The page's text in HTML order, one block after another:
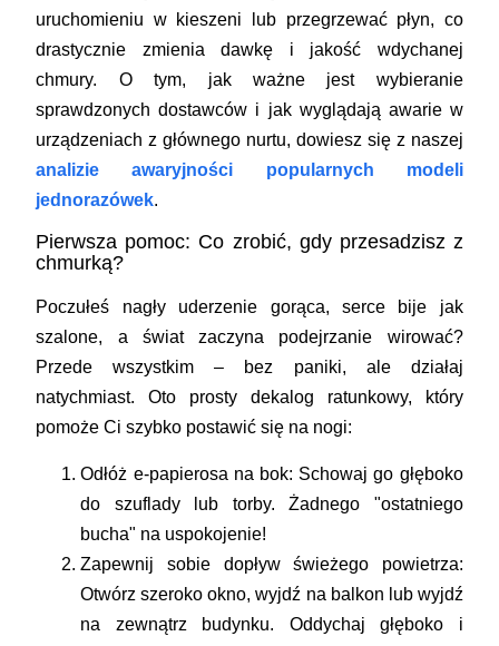
uruchomieniu w kieszeni lub przegrzewać płyn, co
drastycznie zmienia dawkę i jakość wdychanej
chmury. O tym, jak ważne jest wybieranie
sprawdzonych dostawców i jak wyglądają awarie w
urządzeniach z głównego nurtu, dowiesz się z naszej
analizie awaryjności popularnych modeli
jednorazówek.
Pierwsza pomoc: Co zrobić, gdy przesadzisz z
chmurką?
Poczułeś nagły uderzenie gorąca, serce bije jak
szalone, a świat zaczyna podejrzanie wirować?
Przede wszystkim – bez paniki, ale działaj
natychmiast. Oto prosty dekalog ratunkowy, który
pomoże Ci szybko postawić się na nogi:
Odłóż e-papierosa na bok: Schowaj go głęboko
do szuflady lub torby. Żadnego "ostatniego
bucha" na uspokojenie!
Zapewnij sobie dopływ świeżego powietrza:
Otwórz szeroko okno, wyjdź na balkon lub wyjdź
na zewnątrz budynku. Oddychaj głęboko i